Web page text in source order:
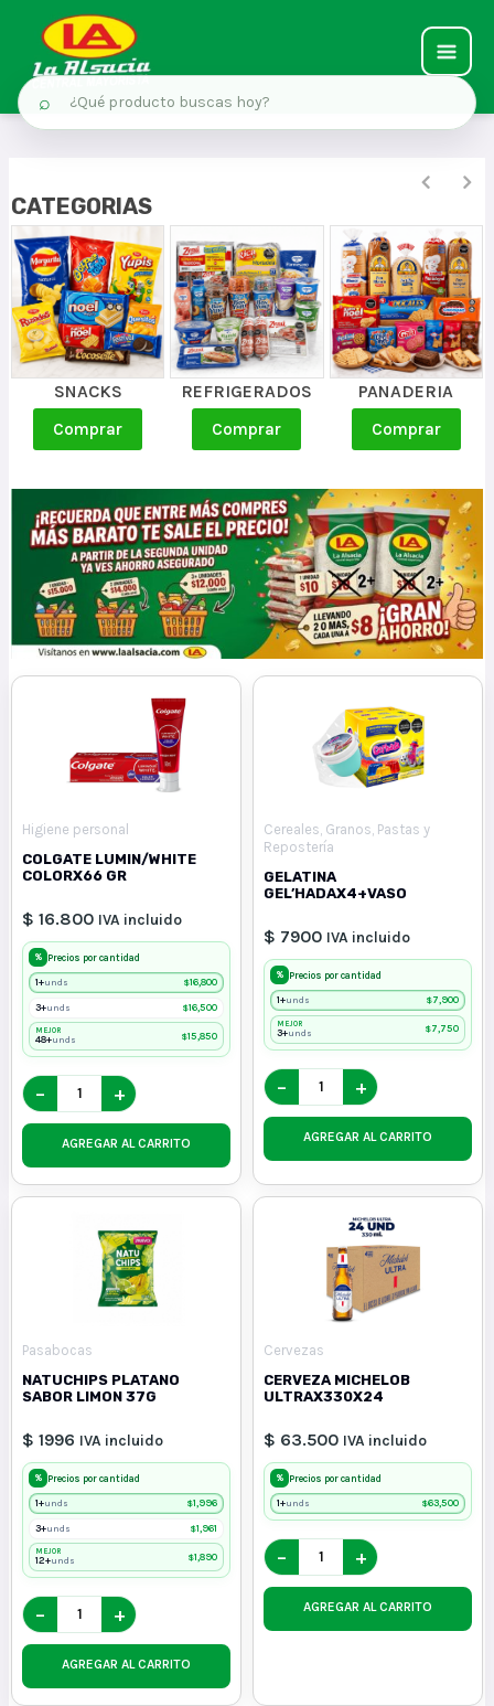
CATEGORIAS
SNACKS
Comprar
REFRIGERADOS
Comprar
PANADERIA
Comprar
Higiene personal
COLGATE LUMIN/WHITE
COLORX66 GR
$ 16.800 IVA incluido
% Precios por cantidad
1+unds $16,800
3+unds $16,500
MEJOR
48+unds $15,850
− +
AGREGAR AL CARRITO
Cereales, Granos, Pastas y
Repostería
GELATINA
GEL’HADAX4+VASO
$ 7900 IVA incluido
% Precios por cantidad
1+unds $7,900
MEJOR
3+unds $7,750
− +
AGREGAR AL CARRITO
Pasabocas
NATUCHIPS PLATANO
SABOR LIMON 37G
$ 1996 IVA incluido
% Precios por cantidad
1+unds $1,996
3+unds $1,961
MEJOR
12+unds $1,890
− +
AGREGAR AL CARRITO
Cervezas
CERVEZA MICHELOB
ULTRAX330X24
$ 63.500 IVA incluido
% Precios por cantidad
1+unds $63,500
− +
AGREGAR AL CARRITO
⌕